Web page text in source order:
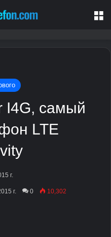
I4G, самый
LTE
г.
г. 0 10,302